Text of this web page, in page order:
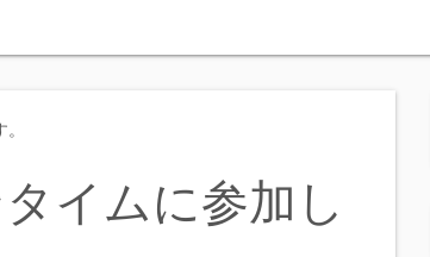
イムに参加し